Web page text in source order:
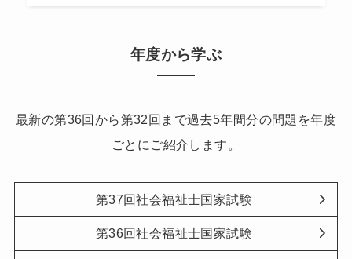
年度から学ぶ
最新の第36回から第32回まで過去5年間分の問題を年度
ごとにご紹介します。
第37回社会福祉士国家試験
第36回社会福祉士国家試験